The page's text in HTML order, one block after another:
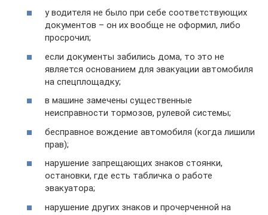
у водителя не было при себе соответствующих
документов – он их вообще не оформил, либо
просрочил;
если документы забились дома, то это не
является основанием для эвакуации автомобиля
на спецплощадку;
в машине замечены существенные
неисправности тормозов, рулевой системы;
бесправное вождение автомобиля (когда лишили
прав);
нарушение запрещающих знаков стоянки,
остановки, где есть табличка о работе
эвакуатора;
нарушение других знаков и прочерченной на